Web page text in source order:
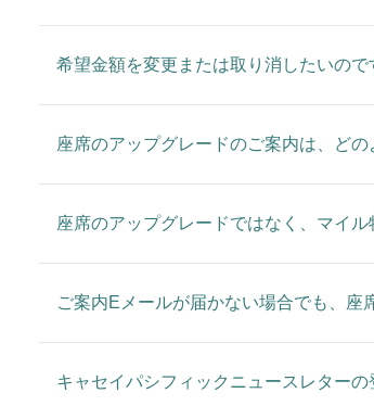
希望金額を変更または取り消したいの
座席のアップグレードのご案内は、ど
座席のアップグレードではなく、マイ
ご案内Eメールが届かない場合でも、座
キャセイパシフィックニュースレター